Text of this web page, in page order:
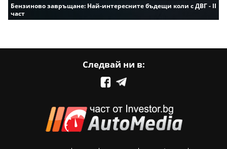
Бензиново завръщане: Най-интересните бъдещи коли с ДВГ - II
част
Следвай ни в: